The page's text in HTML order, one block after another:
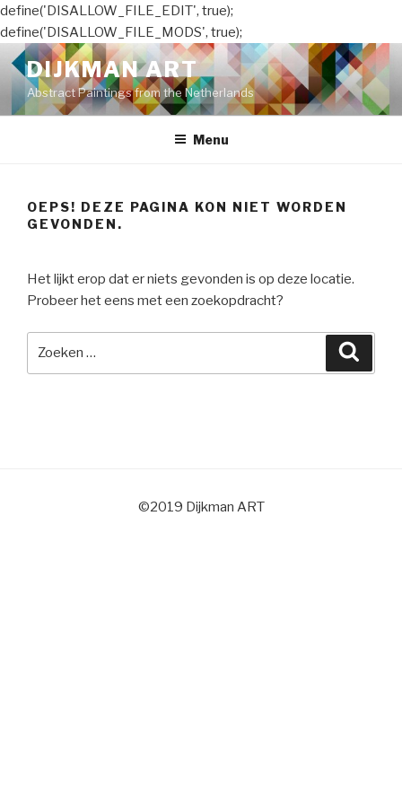
define('DISALLOW_FILE_EDIT', true);
define('DISALLOW_FILE_MODS', true);
Naar
de
inhoud
springen
DIJKMAN ART
Abstract Paintings from the Netherlands
Menu
OEPS! DEZE PAGINA KON NIET WORDEN
GEVONDEN.
Het lijkt erop dat er niets gevonden is op deze locatie.
Probeer het eens met een zoekopdracht?
©2019 Dijkman ART